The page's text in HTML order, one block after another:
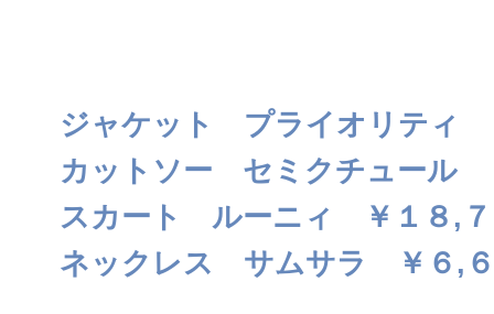
ジャケット プライオリティ
カットソー セミクチュール
スカート ルーニィ ￥１８,７
ネックレス サムサラ ￥６,